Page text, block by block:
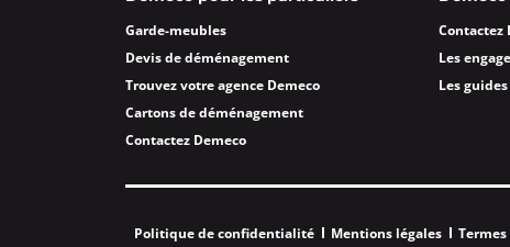
Garde-meubles
Devis de déménagement
Trouvez votre agence Demeco
Cartons de déménagement
Contactez Demeco
Contactez
Les
Les
Politique de confidentialité Mentions légales